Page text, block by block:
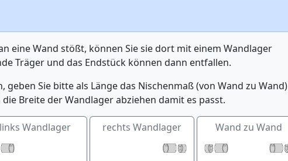
eine Wand stößt, können Sie sie dort mit einem Wandlager
Träger und das Endstück können dann entfallen.
geben Sie bitte als Länge das Nischenmaß (von Wand zu Wand)
Breite der Wandlager abziehen damit es passt.
links Wandlager rechts Wandlager Wand zu Wand